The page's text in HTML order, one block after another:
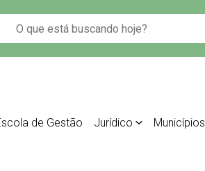
de Gestão Jurídico Municípios